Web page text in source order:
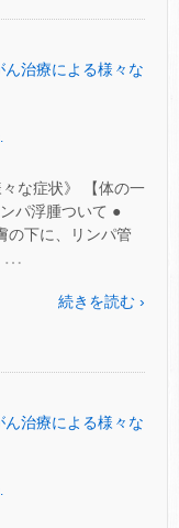
ん治療による様々な
な症状》 【体の一
パ浮腫ついて ●
の下に、リンパ管
…
続きを読む ›
ん治療による様々な